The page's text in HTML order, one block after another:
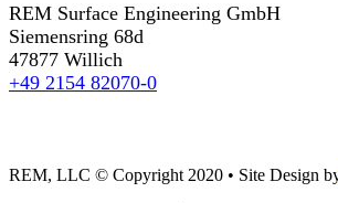
REM Surface Engineering GmbH
Siemensring 68d
47877 Willich
+49 2154 82070-0
REM, LLC © Copyright 2020 • Site Design